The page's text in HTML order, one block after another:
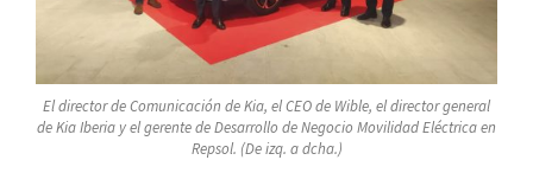
El director de Comunicación de Kia, el CEO de Wible, el director general
de Kia Iberia y el gerente de Desarrollo de Negocio Movilidad Eléctrica en
Repsol. (De izq. a dcha.)